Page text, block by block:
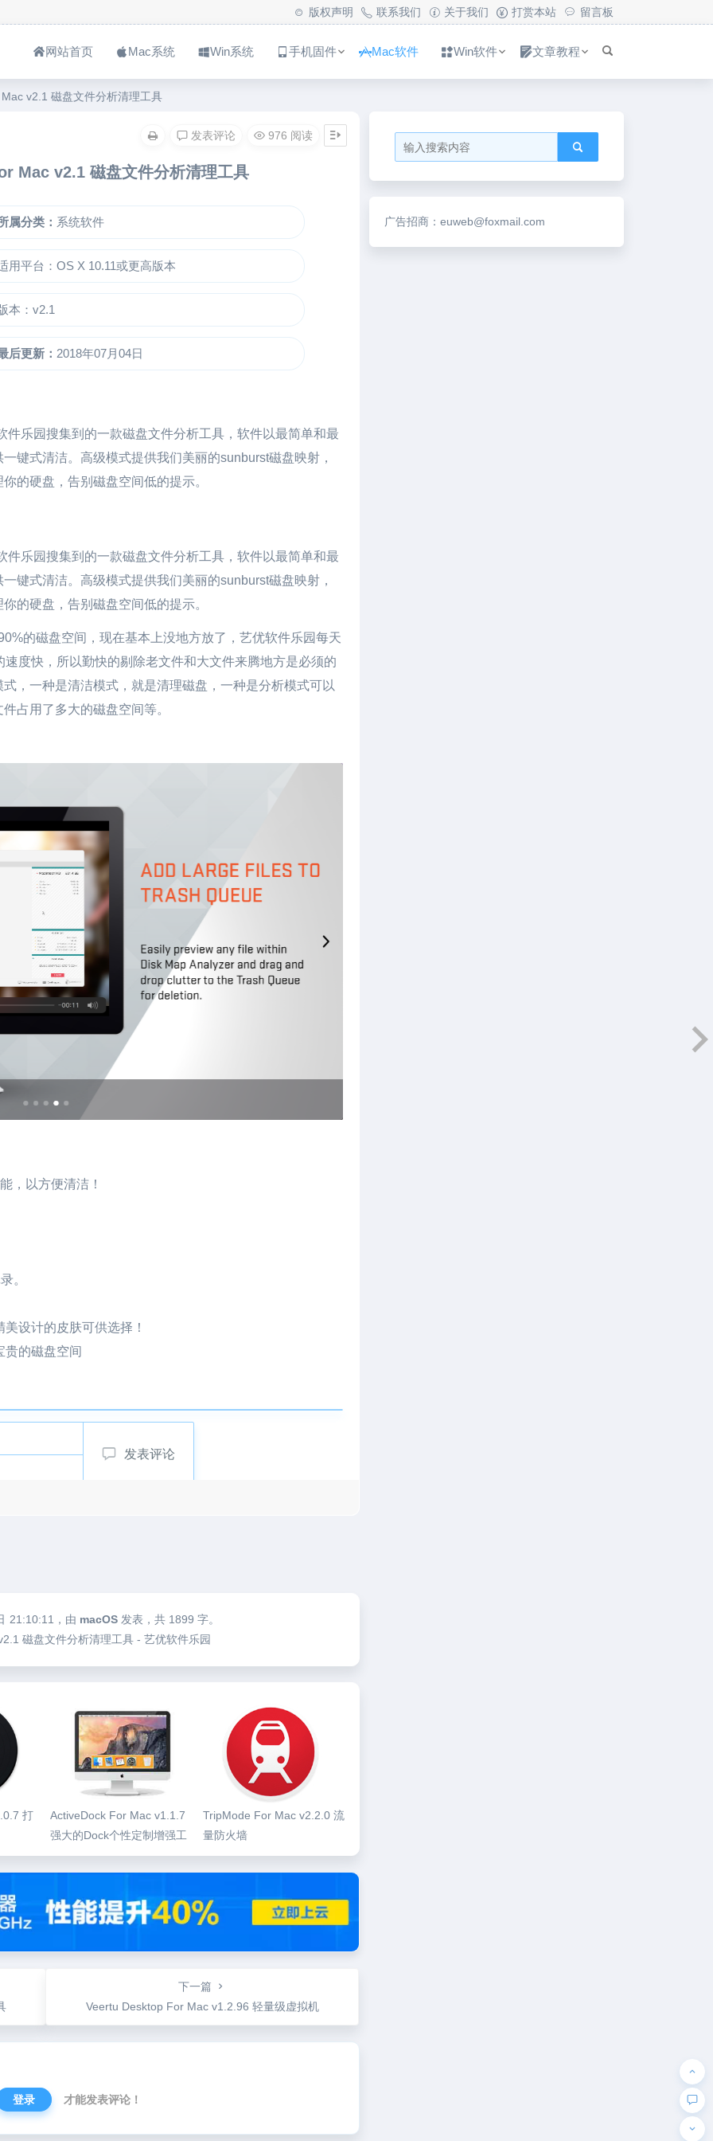
版权声明 联系我们 关于我们 打赏本站 留言板
网站首页 Mac系统 Win系统 手机固件 Mac软件 Win软件 文章教程
v2.1 磁盘文件分析清理工具
Mac v2.1 磁盘文件分析清理工具
属分类： 系统软件
用平台：OS X 10.11或更高版本
本：v2.1
后更新： 2018年07月04日
件乐园搜集到的一款磁盘文件分析工具，软件以最简单和最
键式清洁。高级模式提供我们美丽的sunburst磁盘映射，
的硬盘，告别磁盘空间低的提示。
件乐园搜集到的一款磁盘文件分析工具，软件以最简单和最
键式清洁。高级模式提供我们美丽的sunburst磁盘映射，
的硬盘，告别磁盘空间低的提示。
的磁盘空间，现在基本上没地方放了，艺优软件乐园每天
度快，所以勤快的剔除老文件和大文件来腾地方是必须的
，一种是清洁模式，就是清理磁盘，一种是分析模式可以
占用了多大的磁盘空间等。
，以方便清洁！
。
设计的皮肤可供选择！
贵的磁盘空间
发表评论
发表评论 976 阅读
21:10:11 ，由 macOS 发表，共 1899 字。
磁盘文件分析清理工具 - 艺优软件乐园
打
ActiveDock For Mac v1.1.7
强大的Dock个性定制增强工
具
TripMode For Mac v2.2.0 流
量防火墙
下一篇
Veertu Desktop For Mac v1.2.96 轻量级虚拟机
登录 才能发表评论！
广告招商：euweb@foxmail.com